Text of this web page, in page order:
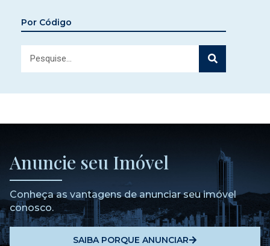
Por Código
Anuncie seu Imóvel
Conheça as vantagens de anunciar seu imóvel
conosco.
SAIBA PORQUE ANUNCIAR